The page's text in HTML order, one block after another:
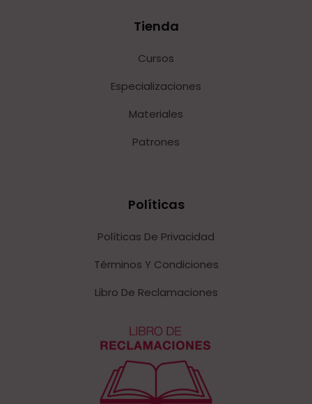
Tienda
Cursos
Especializaciones
Materiales
Patrones
Políticas
Políticas De Privacidad
Términos Y Condiciones
Libro De Reclamaciones